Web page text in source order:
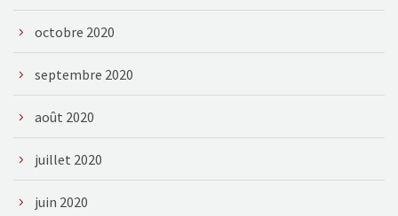
octobre 2020
septembre 2020
août 2020
juillet 2020
juin 2020